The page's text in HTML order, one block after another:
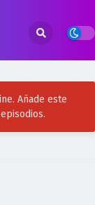
Añade este